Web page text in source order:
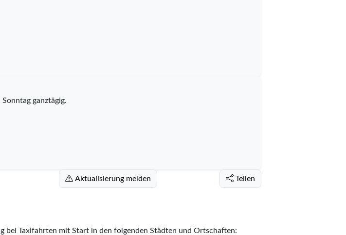
ganztägig.
Aktualisierung melden Teilen
bei Taxifahrten mit Start in den folgenden Städten und Ortschaften: